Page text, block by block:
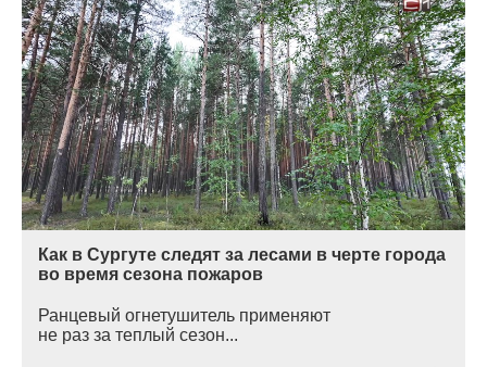
Как в Сургуте следят за лесами в черте города
во время сезона пожаров
Ранцевый огнетушитель применяют
не раз за теплый сезон...